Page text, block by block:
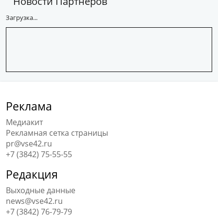
Загрузка...
Реклама
Медиакит
Рекламная сетка страницы
pr@vse42.ru
+7 (3842) 75-55-55
Редакция
Выходные данные
news@vse42.ru
+7 (3842) 76-79-79